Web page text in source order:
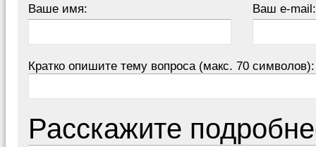
Ваше имя: Ваш e-mail:
Кратко опишите тему вопроса (макс. 70 символов):
Расскажите